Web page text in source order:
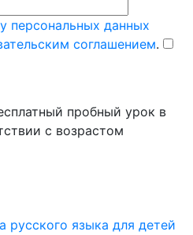
персональных данных
соглашением.
пробный урок в
с возрастом
русского языка для детей